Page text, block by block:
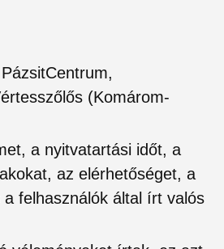
(Komárom-
a nyitvatartási időt, a
az elérhetőséget, a
felhasználók által írt valós